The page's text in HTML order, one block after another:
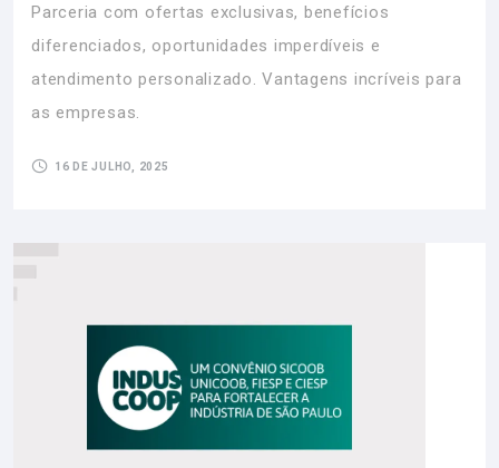
Parceria com ofertas exclusivas, benefícios
diferenciados, oportunidades imperdíveis e
atendimento personalizado. Vantagens incríveis para
as empresas.
16 DE JULHO, 2025